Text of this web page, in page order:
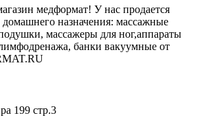
медформат! У нас продается
назначения: массажные
массажеры для ног,аппараты
банки вакуумные от
199 стр.3